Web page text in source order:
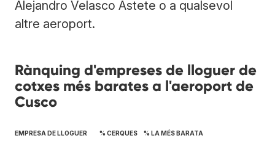
Alejandro Velasco Astete o a qualsevol
altre aeroport.
Rànquing d'empreses de lloguer de
cotxes més barates a l'aeroport de
Cusco
EMPRESA DE LLOGUER % CERQUES % LA MÉS BARATA